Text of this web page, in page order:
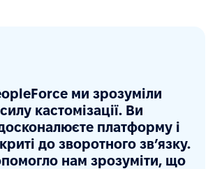
ми зрозуміли
кастомізації. Ви
платформу і
до зворотного зв’язку.
нам зрозуміти, що